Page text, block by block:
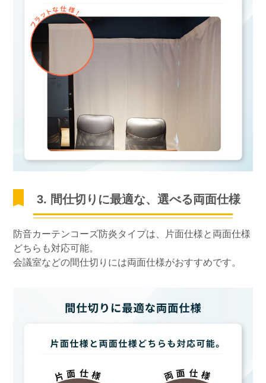
3. 間仕切りに最適な、選べる両面仕様
防音カーテンコーズ防炎タイプは、片面仕様と両面仕様
どちらも対応可能。
会議室などの間仕切りには両面仕様がおすすめです。